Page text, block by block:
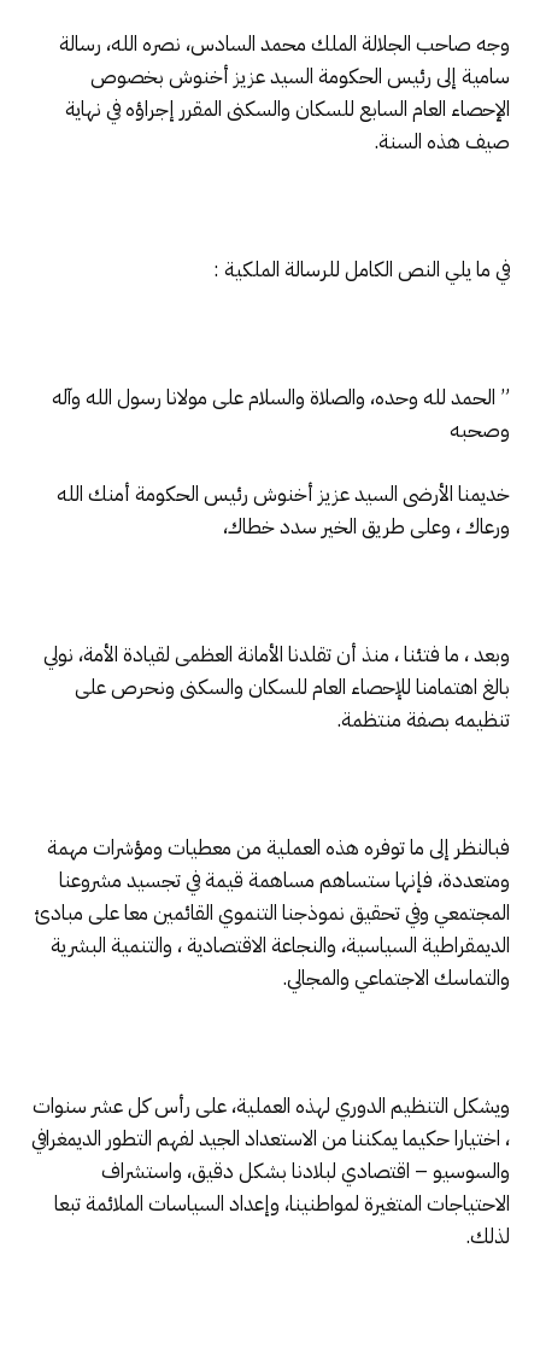
وجه صاحب الجلالة الملك محمد السادس، نصره الله، رسالة
سامية إلى رئيس الحكومة السيد عزيز أخنوش بخصوص
الإحصاء العام السابع للسكان والسكنى المقرر إجراؤه في نهاية
صيف هذه السنة.
في ما يلي النص الكامل للرسالة الملكية :
” الحمد لله وحده، والصلاة والسلام على مولانا رسول الله وآله
وصحبه
خديمنا الأرضى السيد عزيز أخنوش رئيس الحكومة أمنك الله
ورعاك ، وعلى طريق الخير سدد خطاك،
وبعد ، ما فتئنا ، منذ أن تقلدنا الأمانة العظمى لقيادة الأمة، نولي
بالغ اهتمامنا للإحصاء العام للسكان والسكنى ونحرص على
تنظيمه بصفة منتظمة.
فبالنظر إلى ما توفره هذه العملية من معطيات ومؤشرات مهمة
ومتعددة، فإنها ستساهم مساهمة قيمة في تجسيد مشروعنا
المجتمعي وفي تحقيق نموذجنا التنموي القائمين معا على مبادئ
الديمقراطية السياسية، والنجاعة الاقتصادية ، والتنمية البشرية
والتماسك الاجتماعي والمجالي.
ويشكل التنظيم الدوري لهذه العملية، على رأس كل عشر سنوات
، اختيارا حكيما يمكننا من الاستعداد الجيد لفهم التطور الديمغرافي
والسوسيو – اقتصادي لبلادنا بشكل دقيق، واستشراف
الاحتياجات المتغيرة لمواطنينا، وإعداد السياسات الملائمة تبعا
لذلك.